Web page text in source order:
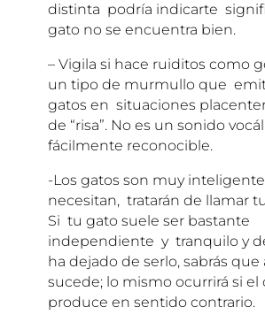
distinta podría indicarte
gato no se encuentra bien.
– Vigila si hace ruiditos como
un tipo de murmullo que
gatos en situaciones
de “risa”. No es un sonido
fácilmente reconocible.
-Los gatos son muy
necesitan, tratarán de llamar
Si tu gato suele ser bastante
independiente y tranquilo y
ha dejado de serlo, sabrás que
sucede; lo mismo ocurrirá si el
produce en sentido contrario.